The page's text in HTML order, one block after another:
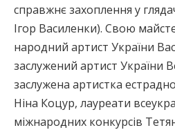
справжнє захоплення у
Ігор Василенки). Свою
народний артист України
заслужений артист
заслужена артистка
Ніна Коцур, лауреати
міжнародних конкурсів